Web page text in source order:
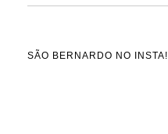
SÃO BERNARDO NO INSTA!